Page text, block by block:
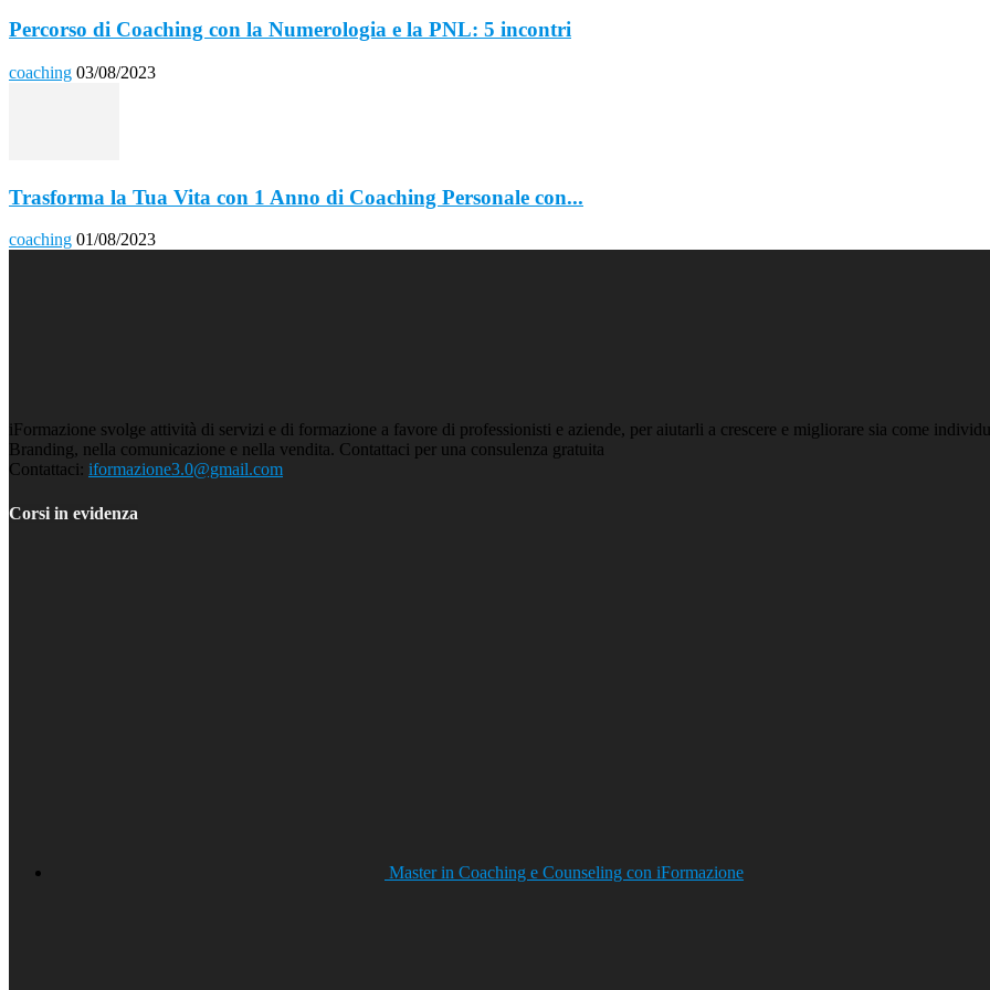
Percorso di Coaching con la Numerologia e la PNL: 5 incontri
coaching 03/08/2023
Trasforma la Tua Vita con 1 Anno di Coaching Personale con...
coaching 01/08/2023
iFormazione svolge attività di servizi e di formazione a favore di professionisti e aziende, per aiutarli a crescere e migliorare sia come
Branding, nella comunicazione e nella vendita. Contattaci per una consulenza gratuita
Contattaci: iformazione3.0@gmail.com
Corsi in evidenza
Master in Coaching e Counseling con iFormazione